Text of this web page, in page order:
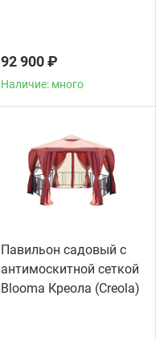
92 900 ₽
Наличие: много
Павильон садовый с
антимоскитной сеткой
Blooma Креола (Creola)